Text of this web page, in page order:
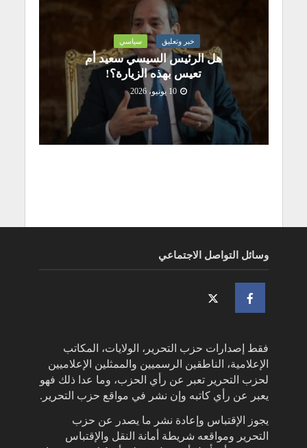
خبر وتعليق سياسي
هل الرئيس السيسي سعيد أم
تعيس بهذه الزيارة؟!
10 يونيو، 2026
وسائل التواصل الاجتماعي
فقط إصدارات حزب التحرير، الولايات، المكاتب
الإعلامية، الناطقين الرسميين والممثلين الإعلاميين
لحزب التحرير تعبر عن رأي الحزب، وما عدا ذلك فهو
يعبر عن رأي كاتبه وإن نشر في مواقع حزب التحرير.
يجوز الإقتباس وإعادة نشر ما يصدر عن حزب
التحرير ومواقعه شريطة أمانة النقل والإقتباس